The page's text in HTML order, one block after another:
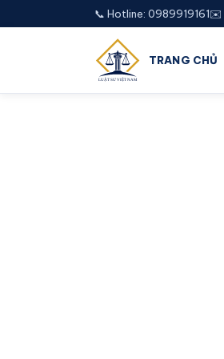
📞 Hotline: 0989919161✉️
TRANG CHỦ